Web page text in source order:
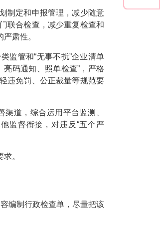
制定和申报管理，减少随意
联合检查，减少重复检查和
肃性。
监管和“无事不扰”企业清单
码通知、照单检查”，严格
违免罚、公正裁量等规范要
道，综合运用平台监测、
监督衔接，对违反“五个严
。
编制行政检查单，尽量把该